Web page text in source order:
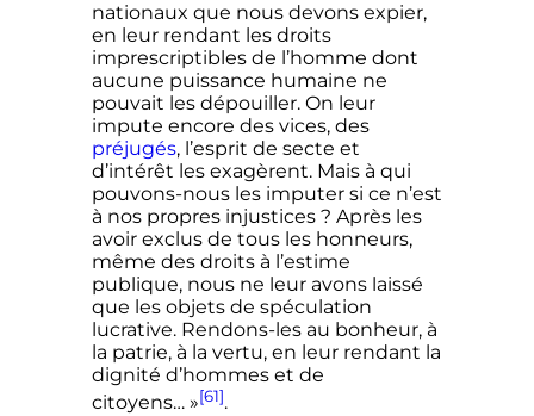
nationaux que nous devons expier,
en leur rendant les droits
imprescriptibles de l’homme dont
aucune puissance humaine ne
pouvait les dépouiller. On leur
impute encore des vices, des
préjugés, l’esprit de secte et
d’intérêt les exagèrent. Mais à qui
pouvons-nous les imputer si ce n’est
à nos propres injustices ? Après les
avoir exclus de tous les honneurs,
même des droits à l’estime
publique, nous ne leur avons laissé
que les objets de spéculation
lucrative. Rendons-les au bonheur, à
la patrie, à la vertu, en leur rendant la
dignité d’hommes et de
citoyens… »[61].